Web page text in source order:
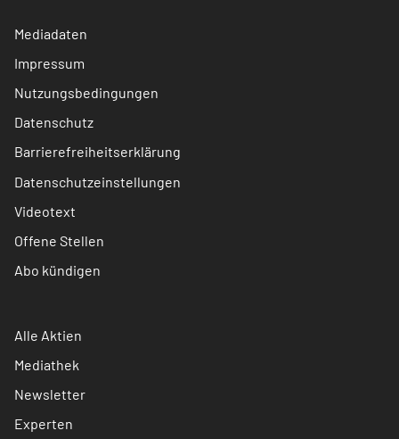
Mediadaten
Impressum
Nutzungsbedingungen
Datenschutz
Barrierefreiheitserklärung
Datenschutzeinstellungen
Videotext
Offene Stellen
Abo kündigen
Alle Aktien
Mediathek
Newsletter
Experten